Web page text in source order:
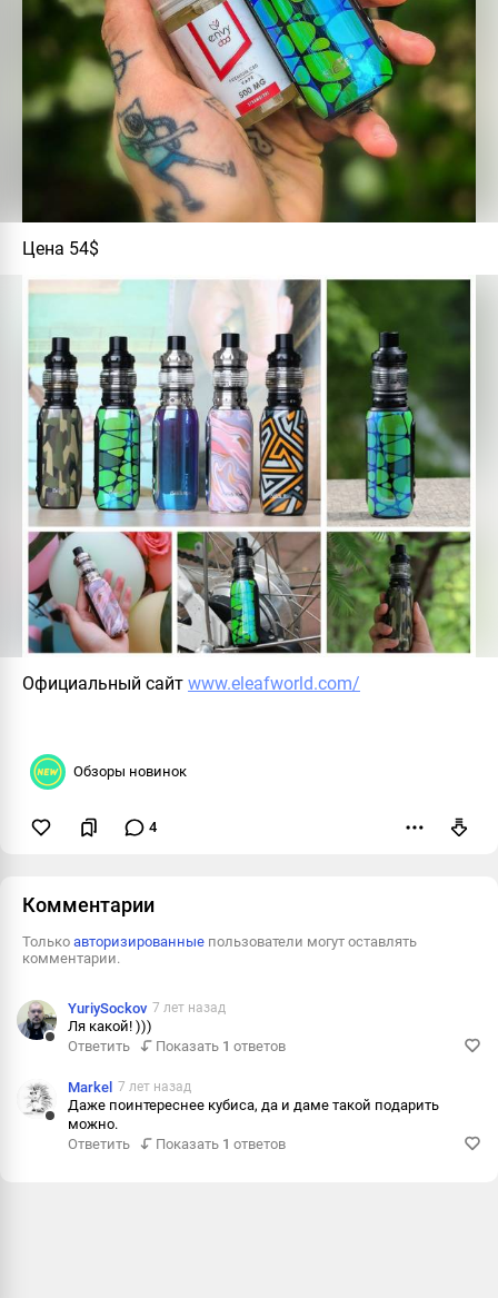
Цена 54$
Официальный сайт www.eleafworld.com/
Обзоры новинок
4
Комментарии
Только авторизированные пользователи могут оставлять
комментарии.
YuriySockov 7 лет назад
Ля какой! )))
Ответить
Показать 1 ответов
Markel 7 лет назад
Даже поинтереснее кубиса, да и даме такой подарить
можно.
Ответить
Показать 1 ответов